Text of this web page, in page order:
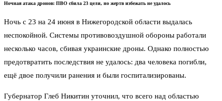
Ночная атака дронов: ПВО сбила 23 цели, но жертв избежать не удалось
Ночь с 23 на 24 июня в Нижегородской области выдалась
неспокойной. Системы противовоздушной обороны работали
несколько часов, сбивая украинские дроны. Однако полностью
предотвратить последствия не удалось: два человека погибли,
ещё двое получили ранения и были госпитализированы.
Губернатор Глеб Никитин уточнил, что всего над областью